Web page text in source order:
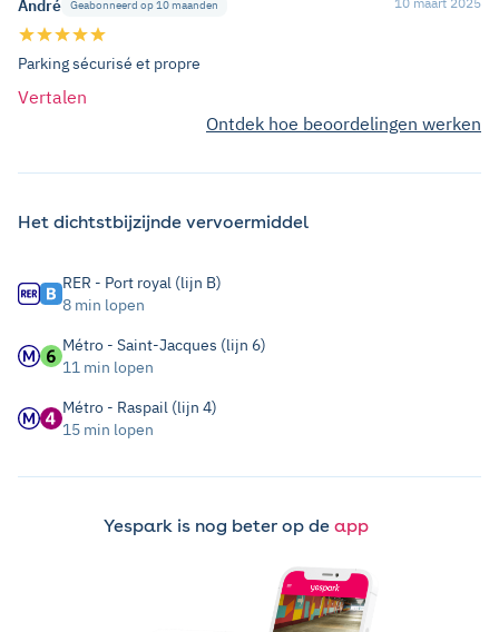
André Geabonneerd op 10 maanden
Parking sécurisé et propre
Vertalen
Ontdek hoe beoordelingen werken
Het dichtstbijzijnde vervoermiddel
RER - Port royal (lijn B)
8 min lopen
Métro - Saint-Jacques (lijn 6)
11 min lopen
Métro - Raspail (lijn 4)
15 min lopen
Yespark is nog beter op de app